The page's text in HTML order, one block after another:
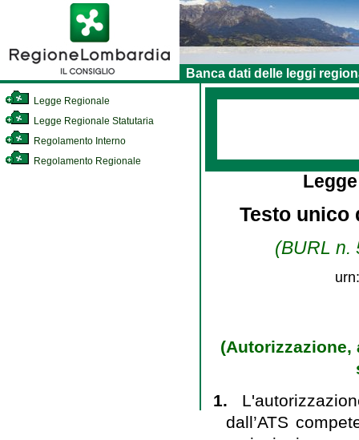
Banca dati delle leggi
Legge Regionale
Legge Regionale Statutaria
Regolamento Interno
Regolamento Regionale
Testo unico
(BURL n.
1.
dall’ATS